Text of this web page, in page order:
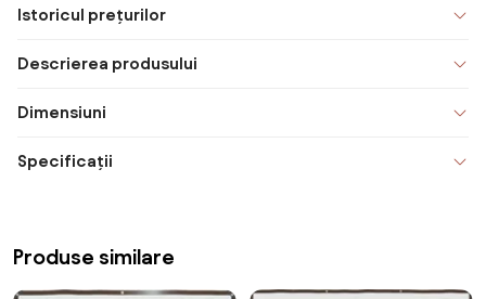
Istoricul prețurilor
Descrierea produsului
Dimensiuni
Specificații
Produse similare